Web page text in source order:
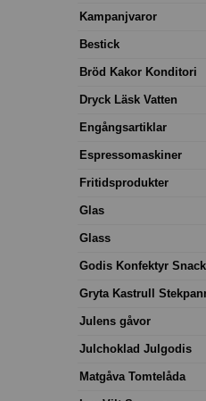
Kampanjvaror
Bestick
Bröd Kakor Konditori
Dryck Läsk Vatten
Engångsartiklar
Espressomaskiner
Fritidsprodukter
Glas
Glass
Godis Konfektyr
Gryta Kastrull
Julens gåvor
Julchoklad Julgodis
Matgåva Tomtelåda